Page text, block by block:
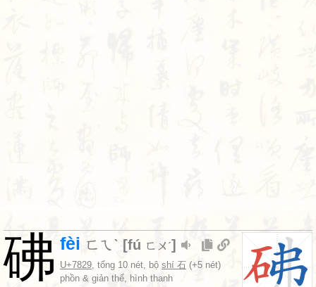
砩 fèi ㄈㄟˋ [fú ㄈㄨˊ]
U+7829, tổng 10 nét, bộ shí 石 (+5 nét)
phồn & giản thể, hình thanh